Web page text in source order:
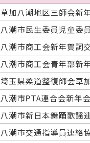
草加八潮地区三師会新
八潮市民生委員児童委
八潮市商工会新年賀詞
八潮市商工会青年部新
埼玉県柔道整復師会草
八潮市PTA連合会新年
八潮市新日本舞踊歌謡
八潮市交通指導員連絡